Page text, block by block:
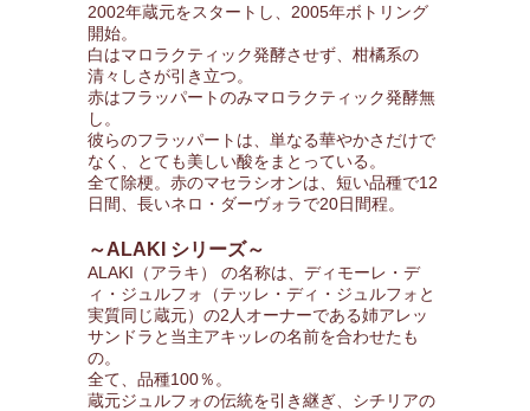
2002年蔵元をスタートし、2005年ボトリング
開始。
白はマロラクティック発酵させず、柑橘系の
清々しさが引き立つ。
赤はフラッパートのみマロラクティック発酵無
し。
彼らのフラッパートは、単なる華やかさだけで
なく、とても美しい酸をまとっている。
全て除梗。赤のマセラシオンは、短い品種で12
日間、長いネロ・ダーヴォラで20日間程。
～ALAKI シリーズ～
ALAKI（アラキ） の名称は、ディモーレ・デ
ィ・ジュルフォ（テッレ・ディ・ジュルフォと
実質同じ蔵元）の2人オーナーである姉アレッ
サンドラと当主アキッレの名前を合わせたも
の。
全て、品種100％。
蔵元ジュルフォの伝統を引き継ぎ、シチリアの